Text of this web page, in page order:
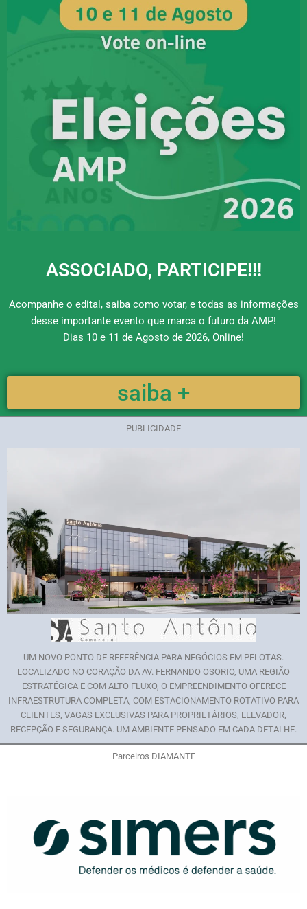
ASSOCIADO, PARTICIPE!!!
Acompanhe o edital, saiba como votar, e todas as informações
desse importante evento que marca o futuro da AMP!
Dias 10 e 11 de Agosto de 2026, Online!
saiba +
PUBLICIDADE
UM NOVO PONTO DE REFERÊNCIA PARA NEGÓCIOS EM PELOTAS.
LOCALIZADO NO CORAÇÃO DA AV. FERNANDO OSORIO, UMA REGIÃO
ESTRATÉGICA E COM ALTO FLUXO, O EMPREENDIMENTO OFERECE
INFRAESTRUTURA COMPLETA, COM ESTACIONAMENTO ROTATIVO PARA
CLIENTES, VAGAS EXCLUSIVAS PARA PROPRIETÁRIOS, ELEVADOR,
RECEPÇÃO E SEGURANÇA. UM AMBIENTE PENSADO EM CADA DETALHE.
Parceiros DIAMANTE